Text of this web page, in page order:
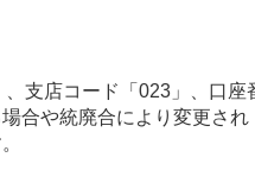
支店コード「023」、口座
合や統廃合により変更され